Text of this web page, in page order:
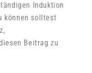
Induktion
können solltest
Beitrag zu